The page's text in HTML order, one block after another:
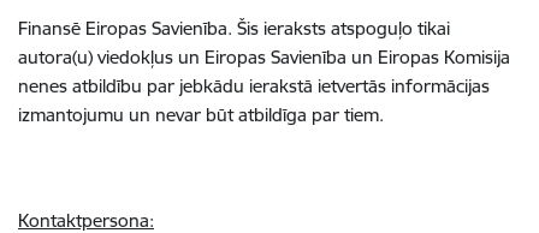
Finansē Eiropas Savienība. Šis ieraksts atspoguļo tikai
autora(u) viedokļus un Eiropas Savienība un Eiropas Komisija
nenes atbildību par jebkādu ierakstā ietvertās informācijas
izmantojumu un nevar būt atbildīga par tiem.
Kontaktpersona: